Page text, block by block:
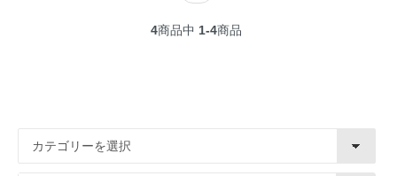
4商品中 1-4商品